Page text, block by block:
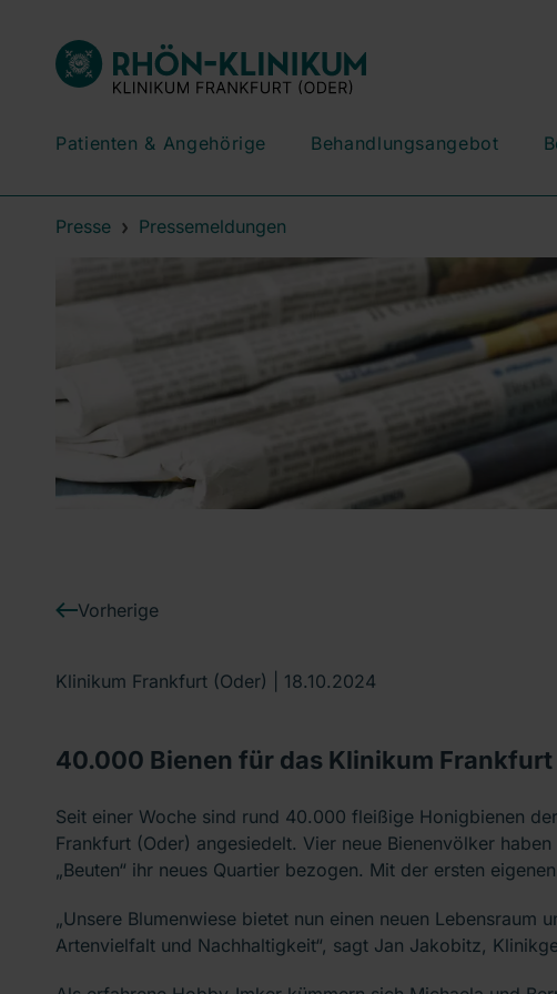
Patienten & Angehörige Behandlungsangebot
Presse Pressemeldungen
Vorherige
Klinikum Frankfurt (Oder) | 18.10.2024
40.000 Bienen für das Klinikum Frankfurt
Seit einer Woche sind rund 40.000 fleißige Honigbienen
Frankfurt (Oder) angesiedelt. Vier neue Bienenvölker
„Beuten“ ihr neues Quartier bezogen. Mit der ersten
„Unsere Blumenwiese bietet nun einen neuen
Artenvielfalt und Nachhaltigkeit“, sagt Jan Jakobitz,